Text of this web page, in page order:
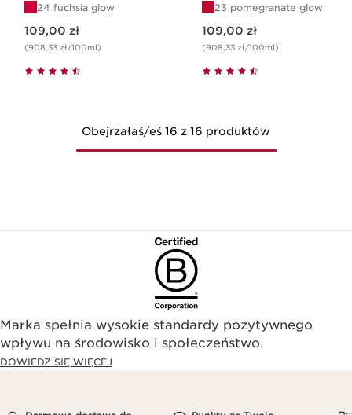
24 fuchsia glow
109,00 zł
(908,33 zł/100ml)
23 pomegranate glow
109,00 zł
(908,33 zł/100ml)
Obejrzałaś/eś 16 z 16 produktów
Marka spełnia wysokie standardy pozytywnego
wpływu na środowisko i społeczeństwo.​
DOWIEDZ SIĘ WIĘCEJ